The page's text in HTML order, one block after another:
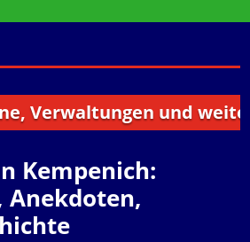
Verwaltungen und
Kempenich: